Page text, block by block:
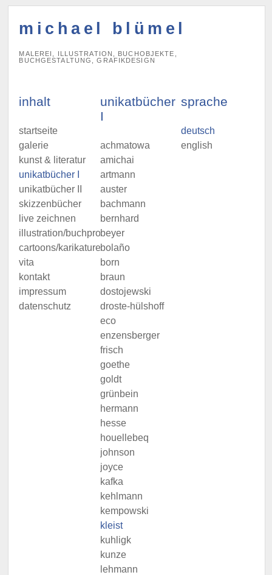
michael blümel
MALEREI, ILLUSTRATION, BUCHOBJEKTE,
BUCHGESTALTUNG, GRAFIKDESIGN
inhalt
startseite
galerie
kunst & literatur
unikatbücher I
unikatbücher II
skizzenbücher
live zeichnen
illustration/buchprojekte
cartoons/karikaturen
vita
kontakt
impressum
datenschutz
unikatbücher
I
achmatowa
amichai
artmann
auster
bachmann
bernhard
beyer
bolaño
born
braun
dostojewski
droste-hülshoff
eco
enzensberger
frisch
goethe
goldt
grünbein
hermann
hesse
houellebeq
johnson
joyce
kafka
kehlmann
kempowski
kleist
kuhligk
kunze
lehmann
sprache
deutsch
english